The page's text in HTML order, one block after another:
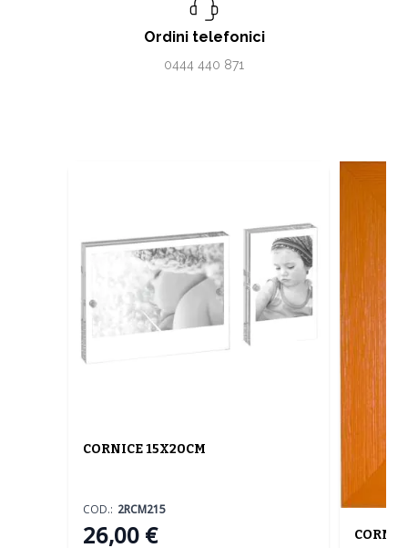
Ordini telefonici
0444 440 871
CORNICE 15X20CM
26,00 €
COD.: 2RCM215